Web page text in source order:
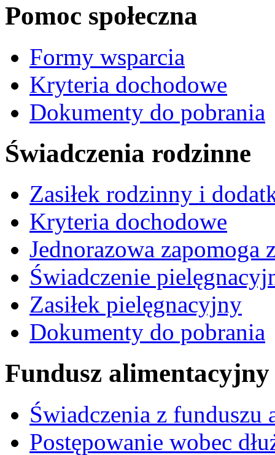
Pomoc społeczna
Formy wsparcia
Kryteria dochodowe
Dokumenty do pobrania
Świadczenia rodzinne
Zasiłek rodzinny i
Kryteria dochodowe
Jednorazowa zapomoga
Świadczenie
Zasiłek pielęgnacyjny
Dokumenty do pobrania
Fundusz alimentacyjny
Świadczenia z funduszu
Postępowanie wobec